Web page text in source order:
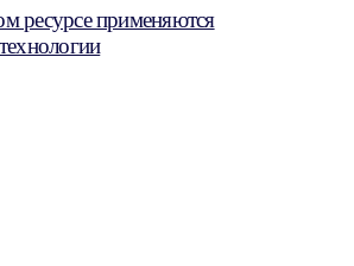
ресурсе применяются